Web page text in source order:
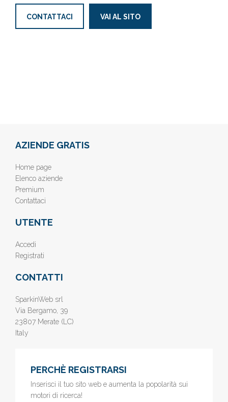
CONTATTACI VAI AL SITO
AZIENDE GRATIS
Home page
Elenco aziende
Premium
Contattaci
UTENTE
Accedi
Registrati
CONTATTI
SparkinWeb srl
Via Bergamo, 39
23807 Merate (LC)
Italy
PERCHÈ REGISTRARSI
Inserisci il tuo sito web e aumenta la popolarità sui
motori di ricerca!